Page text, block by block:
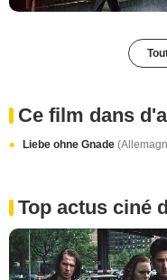
Ce film dans
Liebe ohne Gnade
Top actus ciné